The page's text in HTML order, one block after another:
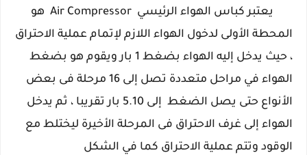
يعتبر كباس الهواء الرئيسي Air Compressor هو
المحطة الأولى لدخول الهواء اللازم لإتمام عملية الاحتراق
، حيث يدخل إليه الهواء بضغط 1 بار ويقوم هو بضغط
الهواء في مراحل متعددة تصل إلى 16 مرحلة فى بعض
الأنواع حتى يصل الضغط إلى 5.10 بار تقر
يبا ، ثم يدخل
الهواء إلى غرف الاحتراق فى المرحلة الأخيرة ليختلط مع
الوقود وتتم عملية الاحتراق كما في الشكل